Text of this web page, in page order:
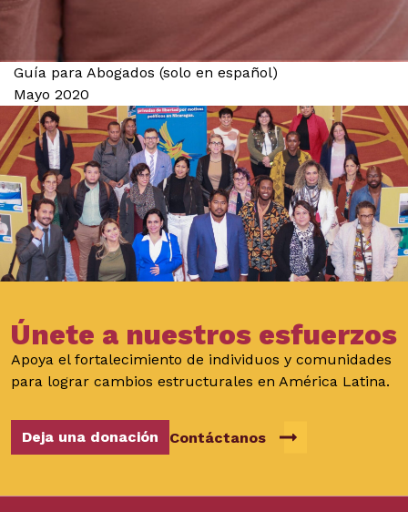
Guía para Abogados (solo en español)
Mayo 2020
Únete a nuestros esfuerzos
Apoya el fortalecimiento de individuos y comunidades
para lograr cambios estructurales en América Latina.
Deja una donación Contáctanos